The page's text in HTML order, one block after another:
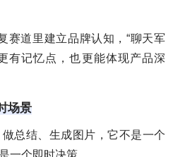
赛道里建立品牌认知，“聊天军
有记忆点，也更能体现产品深
场景
总结、生成图片，它不是一个
一个即时决策。